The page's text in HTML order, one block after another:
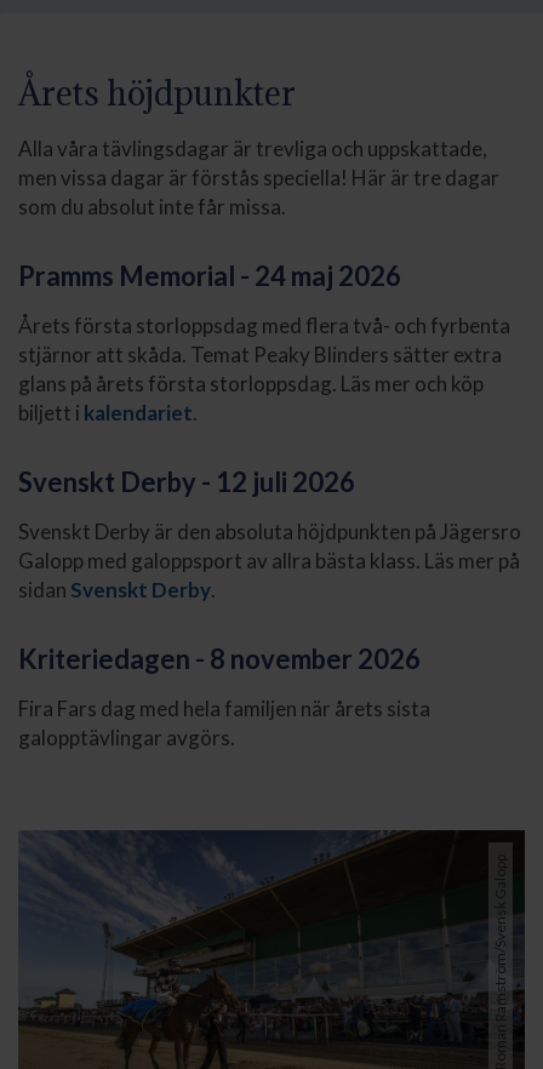
Årets höjdpunkter
Alla våra tävlingsdagar är trevliga och uppskattade,
men vissa dagar är förstås speciella! Här är tre dagar
som du absolut inte får missa.
Pramms Memorial - 24 maj 2026
Årets första storloppsdag med flera två- och fyrbenta
stjärnor att skåda. Temat Peaky Blinders sätter extra
glans på årets första storloppsdag. Läs mer och köp
biljett i kalendariet.
Svenskt Derby - 12 juli 2026
Svenskt Derby är den absoluta höjdpunkten på Jägersro
Galopp med galoppsport av allra bästa klass. Läs mer på
sidan Svenskt Derby.
Kriteriedagen - 8 november 2026
Fira Fars dag med hela familjen när årets sista
galopptävlingar avgörs.
Foto: Roman Ramström/Svensk Galopp